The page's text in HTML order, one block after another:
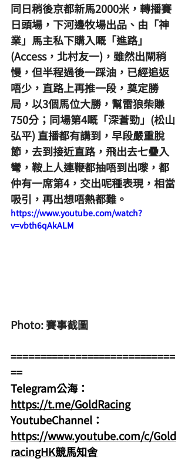
同日稍後京都新馬2000米，轉播賽
日頭場，下河邊牧場出品、由「神
業」馬主私下購入嘅「進路」
(Access，北村友一)，雖然出閘稍
慢，但半程過後一踩油，已經追返
唔少，直路上再推一段，奠定勝
局，以3個馬位大勝，幫雷狼柴賺
750分；同場第4嘅「深蒼勁」(松山
弘平) 直播都有講到，早段嚴重脫
節，去到接近直路，飛出去七疊入
彎，鞍上人連鞭都抽唔到出嚟，都
仲有一席第4，交出呢種表現，相當
吸引，再出想唔熱都難。
https://www.youtube.com/watch?
v=vbth6qAkALM
Photo: 賽事截圖
============================
==
Telegram公海：
https://t.me/GoldRacing
YoutubeChannel：
https://www.youtube.com/c/Gold
racingHK競馬知舍